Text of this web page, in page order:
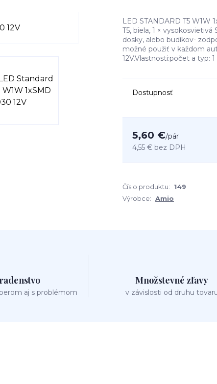
LED STANDARD T5 W1W
T5, biela, 1 ×
dosky, alebo budíkov-
možné použiť v každom
12V.Vlastnosti:počet a typ: 1
Dostupnosť
5,60 €/pár
4,55 € bez DPH
Číslo produktu: 149
Výrobce: Amio
aj s problémom
Množstevné zľavy
v závislosti od druhu